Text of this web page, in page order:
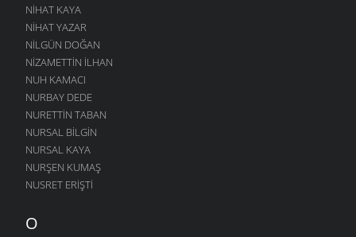
NIHAT KAYA
NIHAT YAZAR
NILGÜN DOĞAN
NIZAMETTIN İLHAN
NUH KAMACI
NURBAY DEDE
NURETTIN TABAN
NURSAL BILGIN
NURSAL KAYA
NURŞEN KUMAŞ
NUSRET ERIŞTI
O